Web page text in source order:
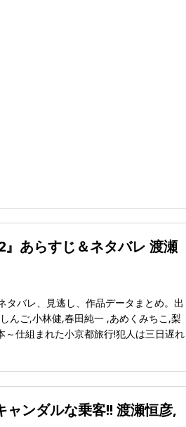
』あらすじ＆ネタバレ 渡瀬
タバレ、見逃し、作品データまとめ。出
んご,小林健,春田純一 ,あめくみちこ,梨
仕組まれた小京都旅行!犯人は三日遅れ
ャンダルな乗客!! 渡瀬恒彦,